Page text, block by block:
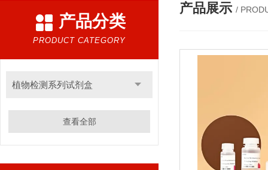
产品分类
PRODUCT CATEGORY
植物检测系列试剂盒
查看全部
产品展示 /